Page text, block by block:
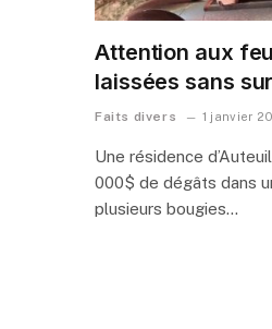
Attention aux
laissées sans
Faits divers 1 janvier
Une résidence
000$ de dégâts dans
plusieurs bougies…